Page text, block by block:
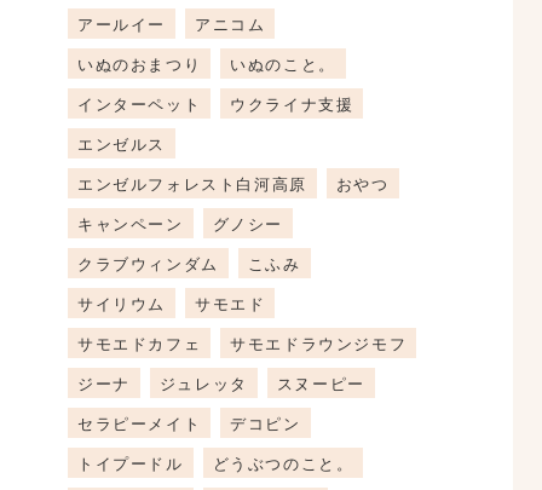
アールイー
アニコム
いぬのおまつり
いぬのこと。
インターペット
ウクライナ支援
エンゼルス
エンゼルフォレスト白河高原
おやつ
キャンペーン
グノシー
クラブウィンダム
こふみ
サイリウム
サモエド
サモエドカフェ
サモエドラウンジモフ
ジーナ
ジュレッタ
スヌーピー
セラピーメイト
デコピン
トイプードル
どうぶつのこと。